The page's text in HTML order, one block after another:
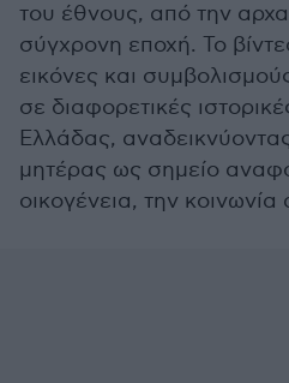
του έθνους, από την
σύγχρονη εποχή. Το
εικόνες και
σε διαφορετικές
Ελλάδας,
μητέρας ως σημείο
οικογένεια, την